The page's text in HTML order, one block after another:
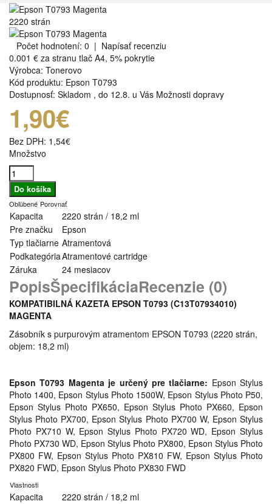
2220 strán
Počet hodnotení: 0 | Napísať recenziu
0.001 € za stranu tlač A4, 5% pokrytie
Výrobca: Tonerovo
Kód produktu: Epson T0793
Dostupnosť: Skladom , do 12.8. u Vás Možnosti dopravy
1,90€
Bez DPH: 1,54€
Množstvo
Obľúbené Porovnať
Kapacita
2220 strán / 18,2 ml
Pre značku
Epson
Typ tlačiarne Atramentová
PodkategóriaAtramentové cartridge
Záruka
24 mesiacov
PopisŠpecifikáciaRecenzie (0)
KOMPATIBILNÁ KAZETA EPSON T0793 (C13T07934010)
MAGENTA
Zásobník s purpurovým atramentom EPSON T0793 (2220 strán,
objem: 18,2 ml)
Epson T0793 Magenta je určený pre tlačiarne: Epson Stylus
Photo 1400, Epson Stylus Photo 1500W, Epson Stylus Photo P50,
Epson Stylus Photo PX650, Epson Stylus Photo PX660, Epson
Stylus Photo PX700, Epson Stylus Photo PX700 W, Epson Stylus
Photo PX710 W, Epson Stylus Photo PX720 WD, Epson Stylus
Photo PX730 WD, Epson Stylus Photo PX800, Epson Stylus Photo
PX800 FW, Epson Stylus Photo PX810 FW, Epson Stylus Photo
PX820 FWD, Epson Stylus Photo PX830 FWD
Vlastnosti
Kapacita
2220 strán / 18,2 ml